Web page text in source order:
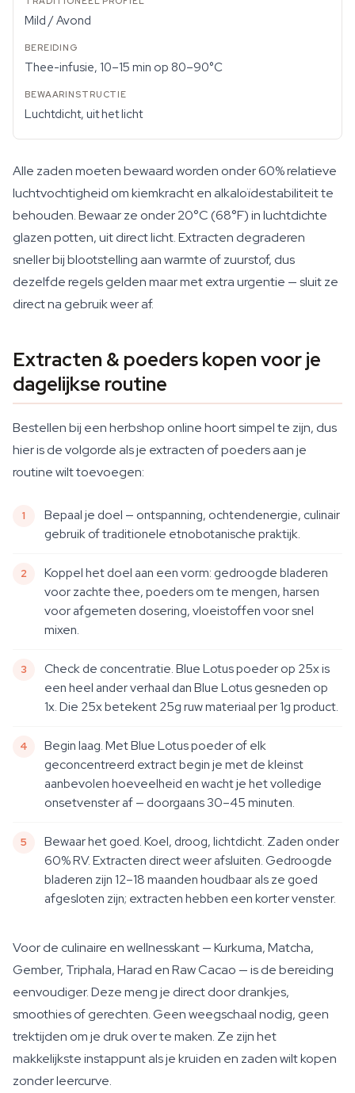
Mild / Avond
Thee-infusie, 10–15 min op 80–90°C
Luchtdicht, uit het licht
Alle zaden moeten bewaard worden onder 60% relatieve
luchtvochtigheid om kiemkracht en alkaloïdestabiliteit te
behouden. Bewaar ze onder 20°C (68°F) in luchtdichte
glazen potten, uit direct licht. Extracten degraderen
sneller bij blootstelling aan warmte of zuurstof, dus
dezelfde regels gelden maar met extra urgentie — sluit ze
direct na gebruik weer af.
Extracten & poeders kopen voor je
dagelijkse routine
Bestellen bij een herbshop online hoort simpel te zijn, dus
hier is de volgorde als je extracten of poeders aan je
routine wilt toevoegen:
Bepaal je doel — ontspanning, ochtendenergie, culinair
gebruik of traditionele etnobotanische praktijk.
Koppel het doel aan een vorm: gedroogde bladeren
voor zachte thee, poeders om te mengen, harsen
voor afgemeten dosering, vloeistoffen voor snel
mixen.
Check de concentratie. Blue Lotus poeder op 25x is
een heel ander verhaal dan Blue Lotus gesneden op
1x. Die 25x betekent 25g ruw materiaal per 1g product.
Begin laag. Met Blue Lotus poeder of elk
geconcentreerd extract begin je met de kleinst
aanbevolen hoeveelheid en wacht je het volledige
onsetvenster af — doorgaans 30–45 minuten.
Bewaar het goed. Koel, droog, lichtdicht. Zaden onder
60% RV. Extracten direct weer afsluiten. Gedroogde
bladeren zijn 12–18 maanden houdbaar als ze goed
afgesloten zijn; extracten hebben een korter venster.
Voor de culinaire en wellnesskant — Kurkuma, Matcha,
Gember, Triphala, Harad en Raw Cacao — is de bereiding
eenvoudiger. Deze meng je direct door drankjes,
smoothies of gerechten. Geen weegschaal nodig, geen
trektijden om je druk over te maken. Ze zijn het
makkelijkste instappunt als je kruiden en zaden wilt kopen
zonder leercurve.